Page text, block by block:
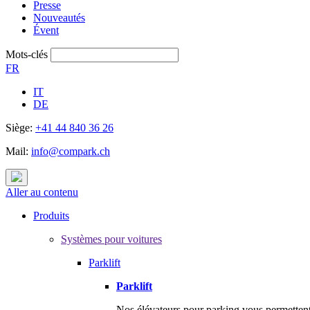
Presse
Nouveautés
Évent
Mots-clés
FR
IT
DE
Siège: +41 44 840 36 26
Mail: info@compark.ch
Aller au contenu
Produits
Systèmes pour voitures
Parklift
Parklift